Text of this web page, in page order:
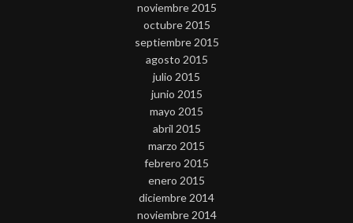
noviembre 2015
octubre 2015
septiembre 2015
agosto 2015
julio 2015
junio 2015
mayo 2015
abril 2015
marzo 2015
febrero 2015
enero 2015
diciembre 2014
noviembre 2014